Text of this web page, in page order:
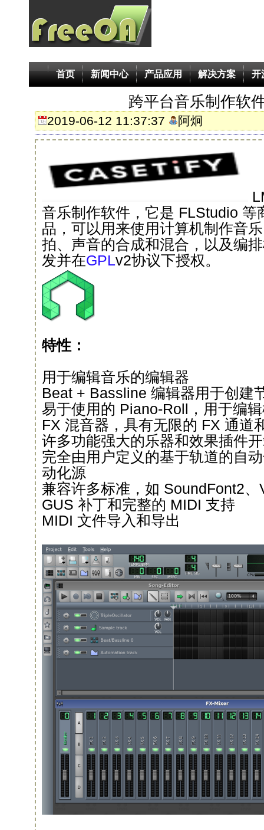
首页 新闻中心 产品应用 解决方案 开
跨平台音乐制作软
2019-06-12 11:37:37 阿炯
音乐制作软件，它是 FLStudio 等
品，可以用来使用计算机制作音
拍、声音的合成和混合，以及编
发并在GPLv2协议下授权。
特性：
用于编辑音乐的编辑器
Beat + Bassline 编辑器用于创建
易于使用的 Piano-Roll，用于编
FX 混音器，具有无限的 FX 通道
许多功能强大的乐器和效果插件
完全由用户定义的基于轨道的自
动化源
兼容许多标准，如 SoundFont2
GUS 补丁和完整的 MIDI 支持
MIDI 文件导入和导出